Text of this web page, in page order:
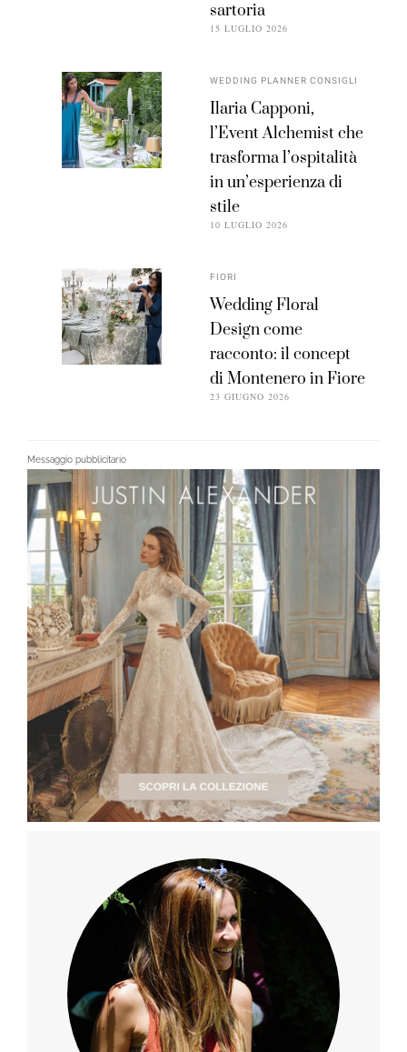
sartoria
15 LUGLIO 2026
WEDDING PLANNER CONSIGLI
Ilaria Capponi,
l’Event Alchemist che
trasforma l’ospitalità
in un’esperienza di
stile
10 LUGLIO 2026
FIORI
Wedding Floral
Design come
racconto: il concept
di Montenero in Fiore
23 GIUGNO 2026
Messaggio pubblicitario